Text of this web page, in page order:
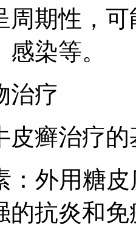
周期性，
染等。
治疗
皮癣治疗
：外用糖
的抗炎和